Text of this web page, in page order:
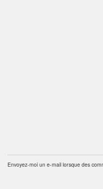
Envoyez-moi un e-mail lorsque des